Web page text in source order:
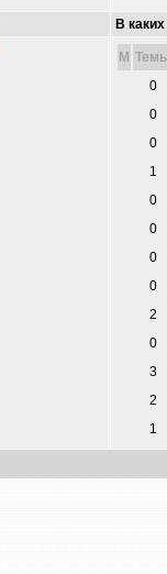
В
M
0
0
0
1
0
0
0
0
2
0
3
2
1